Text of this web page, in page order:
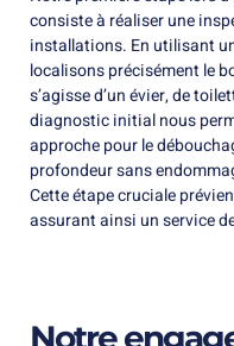
consiste à réaliser une
installations. En utilisant
localisons précisément le
s’agisse d’un évier, de
diagnostic initial nous
approche pour le
profondeur sans
Cette étape cruciale
assurant ainsi un service
Notre